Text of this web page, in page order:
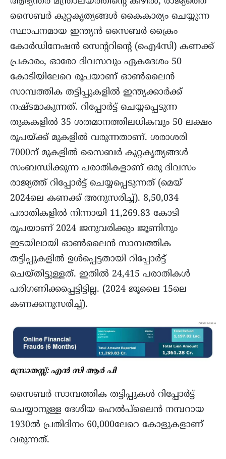
സൈബർ കുറ്റകൃത്യങ്ങൾ കൈകാര്യം ചെയ്യുന്ന
സ്ഥാപനമായ ഇന്ത്യൻ സൈബർ ക്രൈം
കോർഡിനേഷൻ സെന്ററിന്റെ (ഐ4സി) കണക്ക്
പ്രകാരം, ഓരോ ദിവസവും ഏകദേശം 50
കോടിയിലേറെ രൂപയാണ് ഓൺലൈൻ
സാമ്പത്തിക തട്ടിപ്പുകളിൽ ഇന്ത്യക്കാർക്ക്
നഷ്ടമാകുന്നത്. റിപ്പോർട്ട്‌ ചെയ്യപ്പെടുന്ന
തുകകളിൽ 35 ശതമാനത്തിലധികവും 50 ലക്ഷം
രൂപയ്ക്ക് മുകളിൽ വരുന്നതാണ്. ശരാശരി
7000ന് മുകളിൽ സൈബർ കുറ്റകൃത്യങ്ങൾ
സംബന്ധിക്കുന്ന പരാതികളാണ് ഒരു ദിവസം
രാജ്യത്ത് റിപ്പോർട്ട് ചെയ്യപ്പെടുന്നത് (മെയ്‌
2024ലെ കണക്ക് അനുസരിച്ച്). 8,50,034
പരാതികളിൽ നിന്നായി 11,269.83 കോടി
രൂപയാണ് 2024 ജനുവരിക്കും ജൂണിനും
ഇടയിലായി ഓൺലൈൻ സാമ്പത്തിക
തട്ടിപ്പുകളിൽ ഉൾപ്പെട്ടതായി റിപ്പോർട്ട്‌
ചെയ്തിട്ടുള്ളത്. ഇതിൽ 24,415 പരാതികൾ
പരിഗണിക്കപ്പെട്ടിട്ടില്ല. (2024 ജൂലൈ 15ലെ
കണക്കനുസരിച്ച്).
സ്രോതസ്സ്: എൻ സി ആർ പി
സൈബർ സാമ്പത്തിക തട്ടിപ്പുകൾ റിപ്പോർട്ട്
ചെയ്യാനുള്ള ദേശീയ ഹെൽപ്‌ലൈൻ നമ്പറായ
1930ൽ പ്രതിദിനം 60,000ലേറെ കോളുകളാണ്
വരുന്നത്.